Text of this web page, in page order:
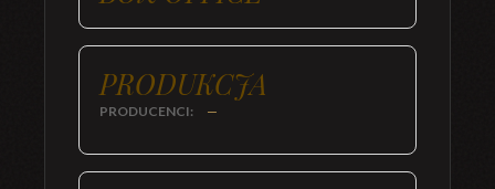
PRODUKCJA
PRODUCENCI: —